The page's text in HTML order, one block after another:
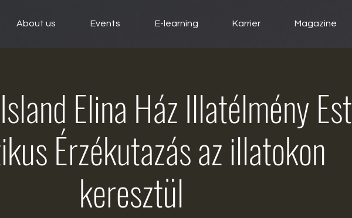
About us Events E-learning Karrier Magazine
Elina Ház Illatélmény Est
Érzékutazás az illatokon
keresztül